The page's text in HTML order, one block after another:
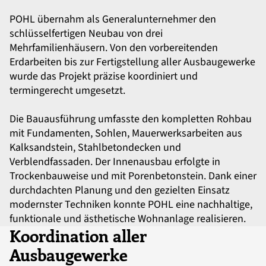
POHL übernahm als Generalunternehmer den
schlüsselfertigen Neubau von drei
Mehrfamilienhäusern. Von den vorbereitenden
Erdarbeiten bis zur Fertigstellung aller Ausbaugewerke
wurde das Projekt präzise koordiniert und
termingerecht umgesetzt.
Die Bauausführung umfasste den kompletten Rohbau
mit Fundamenten, Sohlen, Mauerwerksarbeiten aus
Kalksandstein, Stahlbetondecken und
Verblendfassaden. Der Innenausbau erfolgte in
Trockenbauweise und mit Porenbetonstein. Dank einer
durchdachten Planung und den gezielten Einsatz
modernster Techniken konnte POHL eine nachhaltige,
funktionale und ästhetische Wohnanlage realisieren.
Koordination aller
Ausbaugewerke